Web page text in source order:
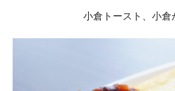
小倉トースト、小倉